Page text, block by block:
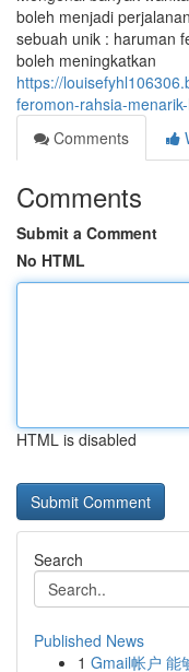
boleh menjadi
sebuah unik : haruman
boleh meningkatkan
https://
feromon-rahsia-
Comments
Comments
Submit a Comment
No HTML
HTML is disabled
Search
Published News
1 Gmail帐户 能